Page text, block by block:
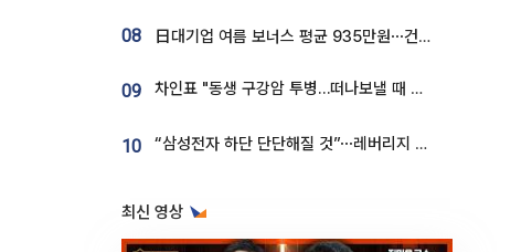
08 日대기업 여름 보너스 평균 935만원⋯건설회사 1800만 넘어
09 차인표 "동생 구강암 투병…떠나보낼 때 가장 힘들었다”
10 “삼성전자 하단 단단해질 것”⋯레버리지 규제에 쏠림 완화 [찐코노미]
최신 영상